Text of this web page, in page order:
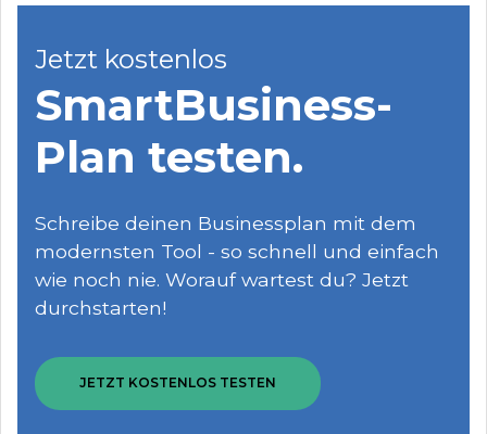
Jetzt kostenlos
SmartBusiness­
Plan testen.
Schreibe deinen Businessplan mit dem
modernsten Tool - so schnell und einfach
wie noch nie. Worauf wartest du? Jetzt
durchstarten!
JETZT KOSTENLOS TESTEN